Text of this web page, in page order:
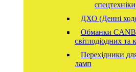
спецтехніки
ДХО (Денні
Обманки
світлодіодних
Перехідники
ламп